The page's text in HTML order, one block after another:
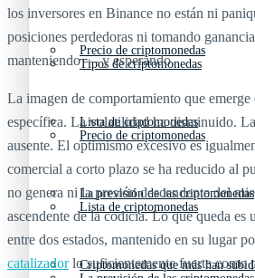
Precio de criptomonedas
Lista de criptomonedas
La previsión de las criptomonedas
Criptomonedas que más han
Tipos de criptomonedas
Precio de criptomonedas
Lista de criptomonedas
los inversores en Binance no están ni
posiciones perdedoras ni tomando
manteniendo — y esperando.
La imagen de comportamiento que emerge
específica. La volatilidad ha disminuido.
ausente. El optimismo excesivo es
comercial a corto plazo se ha reducido al
no genera ni la presión descendente del
ascendente de la codicia. Lo que queda es
entre dos estados, mantenido en su lugar
catalizadorlo suficientemente fuerte como